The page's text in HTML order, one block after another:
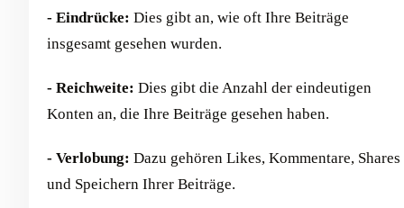
- Eindrücke: Dies gibt an, wie oft Ihre Beiträge
insgesamt gesehen wurden.
- Reichweite: Dies gibt die Anzahl der eindeutigen
Konten an, die Ihre Beiträge gesehen haben.
- Verlobung: Dazu gehören Likes, Kommentare, Shares
und Speichern Ihrer Beiträge.